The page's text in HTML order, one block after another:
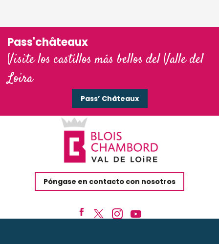
Pass'châteaux
Visite los castillos más bellos del Valle del
Loira
Pass’ Châteaux
Póngase en contacto con nosotros